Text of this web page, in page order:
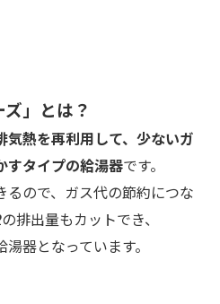
」とは？
気熱を再利用して、少ないガ
すタイプの給湯器です。
るので、ガス代の節約につな
排出量もカットでき、
器となっています。